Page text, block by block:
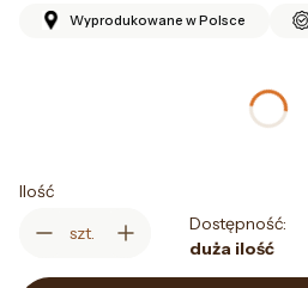
Wyprodukowane w Polsce
Ilość
szt.
Dostępność:
duża ilość